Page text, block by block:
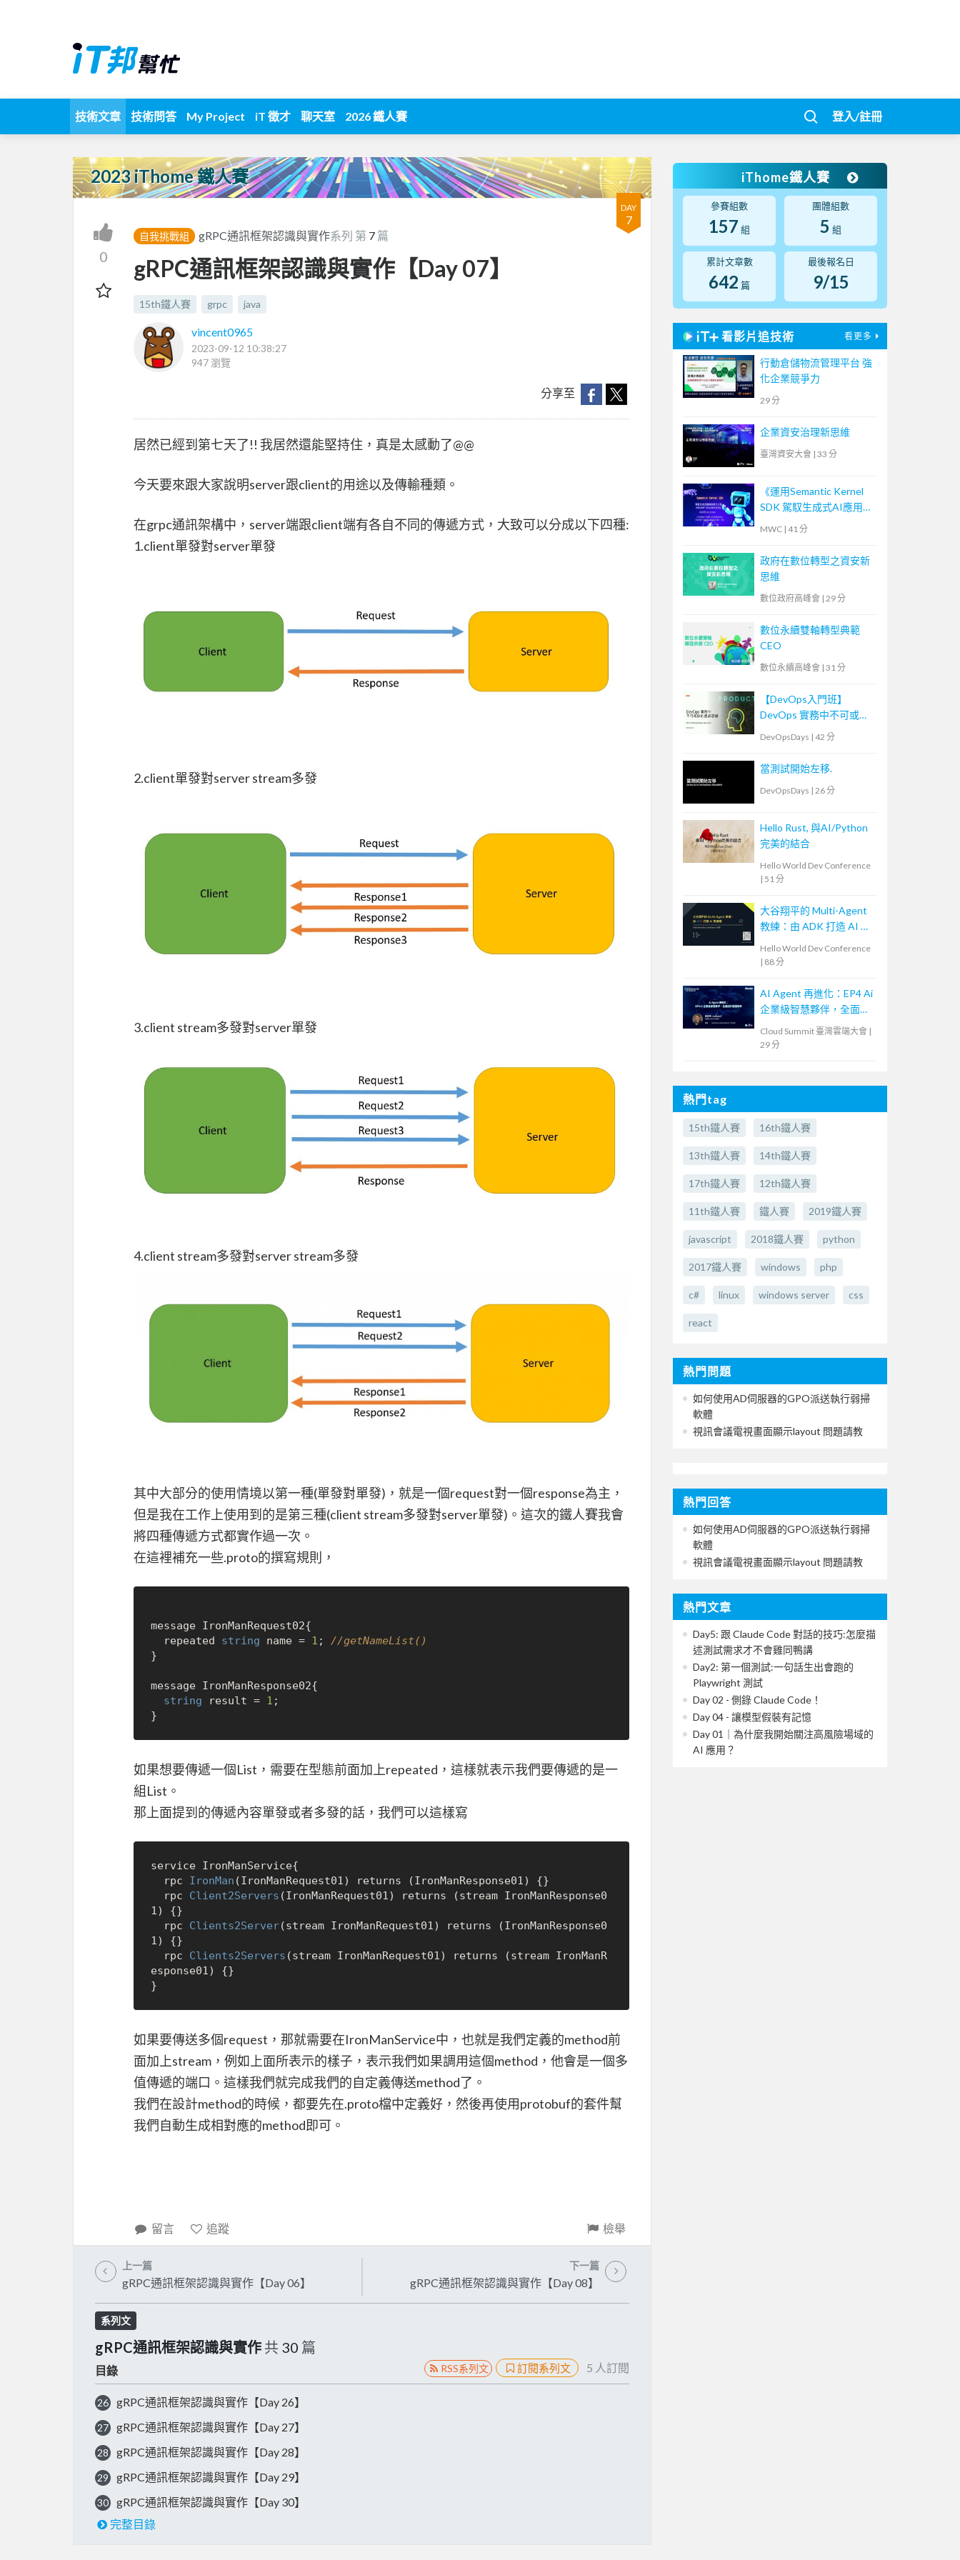
技術文章 技術問答 My Project iT 徵才 聊天室 2026 鐵人賽 登入/註冊
2023 iThome 鐵人賽
DAY
7
0
自我挑戰組 gRPC通訊框架認識與實作系列 第 7 篇
gRPC通訊框架認識與實作【Day 07】
15th鐵人賽 grpc java
vincent0965
2023-09-12 10:38:27
947 瀏覽
分享至
居然已經到第七天了!! 我居然還能堅持住，真是太感動了@@
今天要來跟大家說明server跟client的用途以及傳輸種類。
在grpc通訊架構中，server端跟client端有各自不同的傳遞方式，大致可以分成以下四種:
1.client單發對server單發
2.client單發對server stream多發
3.client stream多發對server單發
4.client stream多發對server stream多發
其中大部分的使用情境以第一種(單發對單發)，就是一個request對一個response為主，
但是我在工作上使用到的是第三種(client stream多發對server單發)。這次的鐵人賽我會
將四種傳遞方式都實作過一次。
在這裡補充一些.proto的撰寫規則，
message IronManRequest02{
  repeated
string name = 1 ; //getNameList()
}
message IronManResponse02{
string result = 1 ;
如果想要傳遞一個List，需要在型態前面加上repeated，這樣就表示我們要傳遞的是一
組List。
那上面提到的傳遞內容單發或者多發的話，我們可以這樣寫
service IronManService{
  rpc
IronMan (IronManRequest01) returns (IronManResponse01) {}
  rpc
Client2Servers (IronManRequest01) returns (stream IronManResponse0
1) {}
  rpc
Clients2Server(stream IronManRequest01) returns (IronManResponse0
1) {}
  rpc
Clients2Servers (stream IronManRequest01) returns (stream IronManR
esponse01) {}
如果要傳送多個request，那就需要在IronManService中，也就是我們定義的method前
面加上stream，例如上面所表示的樣子，表示我們如果調用這個method，他會是一個多
值傳遞的端口。這樣我們就完成我們的自定義傳送method了。
我們在設計method的時候，都要先在.proto檔中定義好，然後再使用protobuf的套件幫
我們自動生成相對應的method即可。
留言 追蹤 檢舉
上一篇
gRPC通訊框架認識與實作【Day 06】
下一篇
gRPC通訊框架認識與實作【Day 08】
系列文
gRPC通訊框架認識與實作 共 30 篇
目錄 RSS系列文 訂閱系列文 5 人訂閱
26 gRPC通訊框架認識與實作【Day 26】
27 gRPC通訊框架認識與實作【Day 27】
28 gRPC通訊框架認識與實作【Day 28】
29 gRPC通訊框架認識與實作【Day 29】
30
gRPC通訊框架認識與實作【Day 30】
完整目錄
iThome鐵人賽
參賽組數
157 組
團體組數
5 組
累計文章數
642 篇
最後報名日
9/15
看影片追技術 看更多
行動倉儲物流管理平台 強
化企業競爭力
29 分
企業資安治理新思維
臺灣資安大會 | 33 分
《運用Semantic Kernel
SDK 駕馭生成式AI應用的
提示工程(Prompt
MWC | 41 分
政府在數位轉型之資安新
思維
數位政府高峰會 | 29 分
數位永續雙軸轉型典範
CEO
數位永續高峰會 | 31 分
【DevOps入門班】
DevOps 實務中不可或缺
DevOpsDays | 42 分
當測試開始左移.
DevOpsDays | 26 分
Hello Rust, 與AI/Python
完美的結合
Hello World Dev Conference
| 51 分
大谷翔平的 Multi-Agent
教練：由 ADK 打造 AI 教
Hello World Dev Conference
| 88 分
AI Agent 再進化：EP4 Ai
企業級智慧夥伴，全面提
Cloud Summit 臺灣雲端大會 |
29 分
熱門tag
15th鐵人賽 16th鐵人賽
13th鐵人賽 14th鐵人賽
17th鐵人賽 12th鐵人賽
11th鐵人賽 鐵人賽 2019鐵人賽
javascript 2018鐵人賽 python
2017鐵人賽 windows php
c# linux windows server css
react
熱門問題
如何使用AD伺服器的GPO派送執行弱掃
軟體
視訊會議電視畫面顯示layout 問題請教
熱門回答
如何使用AD伺服器的GPO派送執行弱掃
軟體
視訊會議電視畫面顯示layout 問題請教
熱門文章
Day5: 跟 Claude Code 對話的技巧:怎麼描
述測試需求才不會雞同鴨講
Day2: 第一個測試:一句話生出會跑的
Playwright 測試
Day 02 - 側錄 Claude Code！
Day 04 - 讓模型假裝有記憶
Day 01｜為什麼我開始關注高風險場域的
AI 應用？